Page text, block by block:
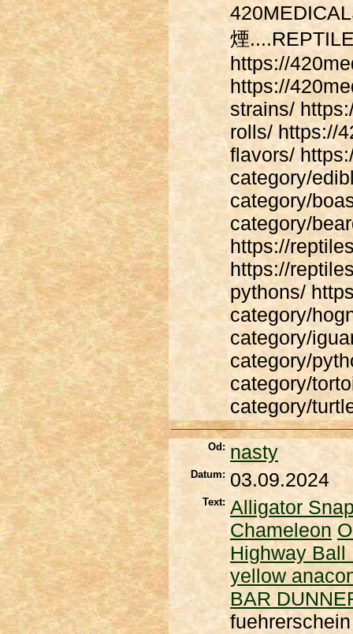
煙
https://
https://
strains/
rolls/ https://
flavors/
category/
category/
category/
https://
https://
pythons/
category/
category/
category/
category/
category/
Od: nasty
Datum: 03.09.2024
Text: Alligator
Chameleon
Highway Ball
yellow
BAR